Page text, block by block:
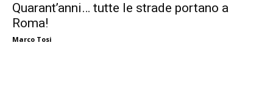
Quarant’anni… tutte le strade portano a
Roma!
Marco Tosi